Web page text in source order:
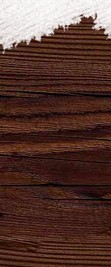
Наши
Натуральный
продукт
естественного
брожения.
Партнеры,
реализующие
продукцию
АО
"Брянскпиво"